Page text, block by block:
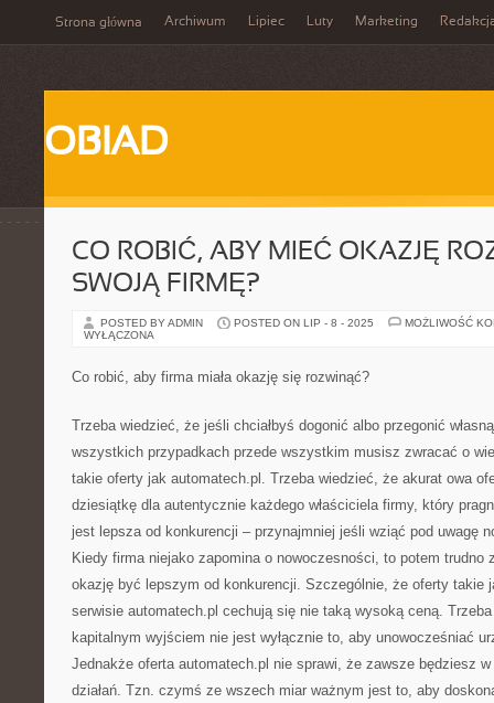
Strona główna Archiwum Lipiec Luty Marketing
OBIAD
CO ROBIĆ, ABY MIEĆ OKAZJĘ
SWOJĄ FIRMĘ?
POSTED BY ADMIN POSTED ON LIP - 8 - 2025
MOŻLIWOŚĆ
WYŁĄCZONA
Co robić, aby firma miała okazję się rozwinąć?
Trzeba wiedzieć, że jeśli chciałbyś dogonić albo przegonić
wszystkich przypadkach przede wszystkim musisz zwracać o
takie oferty jak automatech.pl. Trzeba wiedzieć, że akurat owa
dziesiątkę dla autentycznie każdego właściciela firmy, który
jest lepsza od konkurencji – przynajmniej jeśli wziąć pod uwagę
Kiedy firma niejako zapomina o nowoczesności, to potem trudno
okazję być lepszym od konkurencji. Szczególnie, że oferty takie
serwisie automatech.pl cechują się nie taką wysoką ceną.
kapitalnym wyjściem nie jest wyłącznie to, aby unowocześniać
Jednakże oferta automatech.pl nie sprawi, że zawsze będziesz
działań. Tzn. czymś ze wszech miar ważnym jest to, aby